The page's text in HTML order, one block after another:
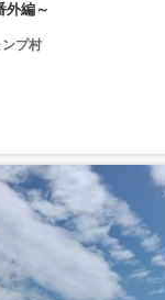
外編～
プ村